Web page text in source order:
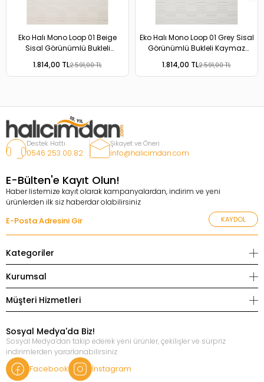
Eko Halı Mono Loop 01 Beige
Sisal Görünümlü Bukleli
1.814,00 TL2.591,00 TL
Eko Halı Mono Loop 01 Grey Sisal
Görünümlü Bukleli Kaymaz
1.814,00 TL2.591,00 TL
Destek Hattı
0546 253 00 82
Şikayet ve Öneri
info@halicimdan.com
E-Bülten'e Kayıt Olun!
Haber listemize kayıt olarak kampanyalardan, indirim ve yeni
ürünlerden ilk siz haberdar olabilirsiniz
KAYDOL
Kategoriler
Kurumsal
Müşteri Hizmetleri
Sosyal Medya'da Biz!
Sosyal Medya’dan takip ederek yeni ürünler, çekilişler ve sürpriz
indirimlerden yararlanabilirsiniz
Facebook İnstagram